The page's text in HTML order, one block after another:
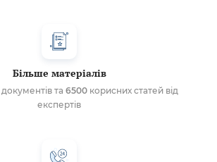
Більше матеріалів
документів та 6500корисних статей від
експертів